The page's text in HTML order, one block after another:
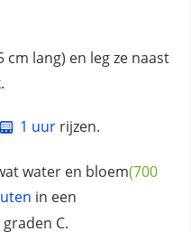
lang) en leg ze naast
1 uurrijzen.
water en bloem(700
in een
C.